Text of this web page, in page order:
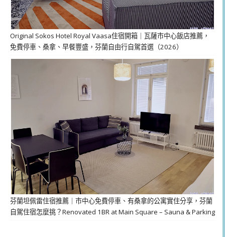
Original Sokos Hotel Royal Vaasa住宿開箱｜瓦薩市中心飯店推薦，
免費停車、桑拿、早餐豐盛，芬蘭自由行自駕首選（2026）
芬蘭坦佩雷住宿推薦｜市中心免費停車、有桑拿的公寓實住分享，芬蘭
自駕住宿怎麼挑？Renovated 1BR at Main Square – Sauna & Parking